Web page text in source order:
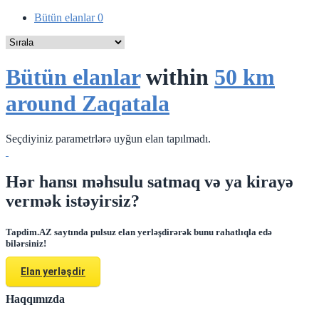
Bütün elanlar0
Bütün elanlarwithin 50 km
around Zaqatala
Seçdiyiniz parametrlərə uyğun elan tapılmadı.
Hər hansı məhsulu satmaq və ya kirayə
vermək istəyirsiz?
Tapdim.AZ saytında pulsuz elan yerləşdirərək bunu rahatlıqla edə
bilərsiniz!
Elan yerləşdir
Haqqımızda